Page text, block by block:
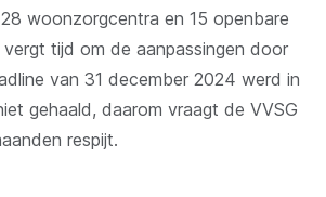
woonzorgcentra en 15 openbare
tijd om de aanpassingen door
van 31 december 2024 werd in
gehaald, daarom vraagt de VVSG
respijt.